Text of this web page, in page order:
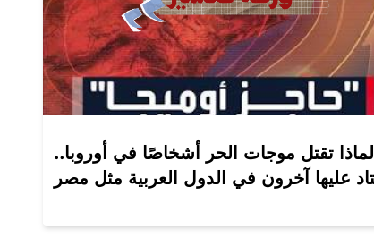
لماذا تقتل موجات الحر أشخاصًا في أوروبا..